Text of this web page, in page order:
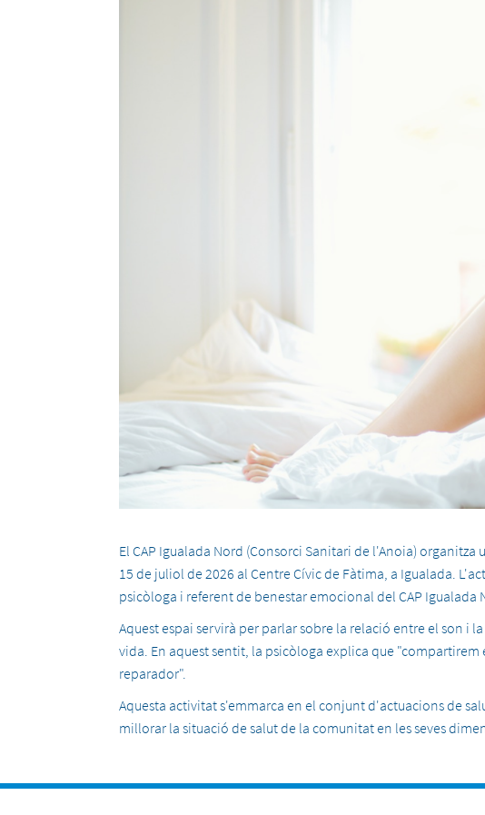
El CAP Igualada Nord (Consorci Sanitari de l'Anoia)
15 de juliol de 2026 al Centre Cívic de Fàtima, a Igualada.
psicòloga i referent de benestar emocional del CAP Igualada
Aquest espai servirà per parlar sobre la relació entre el son
vida. En aquest sentit, la psicòloga explica que
reparador".
Aquesta activitat s'emmarca en el conjunt d'actuacions de
millorar la situació de salut de la comunitat en les seves